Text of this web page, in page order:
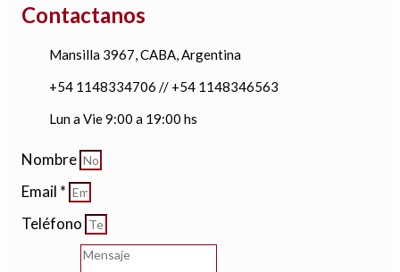
Contactanos
Mansilla 3967, CABA, Argentina
+54 1148334706 // +54 1148346563
Lun a Vie 9:00 a 19:00 hs
Nombre
Email *
Teléfono